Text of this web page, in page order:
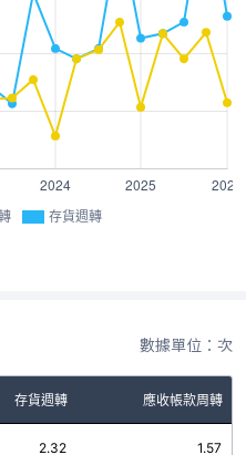
存貨週轉
數據單位：次
存貨週轉 應收帳款周轉
2.32 1.57